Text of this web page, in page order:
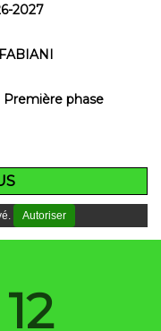
2027
Première phase
Autoriser
12